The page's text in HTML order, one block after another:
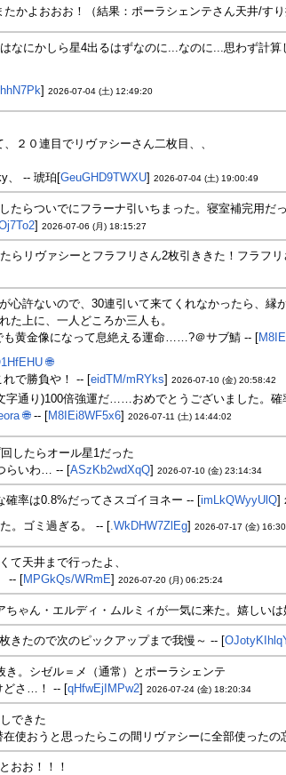
たかよおおお！（結果：ポーラシェンテさん天井/す
なにかしら星4出るはずなのに...なのに...思わず計
] 2026-07-04 (土) 12:49:20
２０連目でリヴァシーさん二枚目、、
、 -- 琥珀[GeuGHD9TWXU] 2026-07-04 (土) 19:00:49
たらついでにフラーナ引いちまった。寝室補完用
] 2026-07-06 (月) 18:15:27
らリヴァシーとフラフリさん2枚引ききた！フラフ
心許ないので、30連引いて来てくれなかったら、縁
た上に、一人どころか三人も。
も黄金像になって息絶える運命……?＠サブ鯖 -- [
🌐
で勝負や！ -- [eidTM/mRYks] 2026-07-10 (金) 20:58:42
字通り)100倍強運だ……おめでとうございました。
🌐-- [M8IEi8WF5x6] 2026-07-11 (土) 14:44:02
したらオール星1だった
らいわ… -- [ASzKb2wdXqQ] 2026-07-10 (金) 23:14:34
率は0.8%だってさスゴイヨネー -- [imLkQWyyUlQ]
。ゴミ過ぎる。 -- [.WkDHW7ZlEg] 2026-07-17 (金)
て天井まで行ったよ、
-- [MPGkQs/WRmE] 2026-07-20 (月) 06:25:24
ちゃん・エルディ・ムルミィが一気に来た。嬉しい
きたので次のピックアップまで我慢～ -- [
き。シゼル＝メ（通常）とポーラシェンテ
どさ…！ -- [qHfwEjIMPw2] 2026-07-24 (金) 18:20:34
できた
使おうと思ったらこの間リヴァシーに全部使ったの
おお！！！